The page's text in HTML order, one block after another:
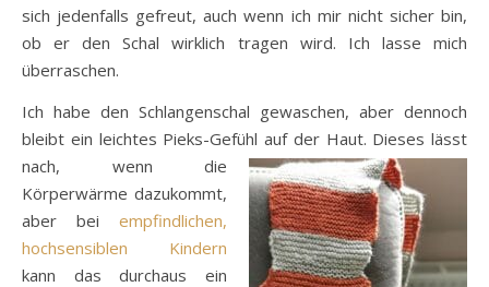
sich jedenfalls gefreut, auch wenn ich mir nicht sicher bin,
ob er den Schal wirklich tragen wird. Ich lasse mich
überraschen.
Ich habe den Schlangenschal gewaschen, aber dennoch
bleibt ein leichtes Pieks-Gefühl auf der Haut. Dieses lässt
nach, wenn die
Körperwärme dazukommt,
aber bei empfindlichen,
hochsensiblen Kindern
kann das durchaus ein